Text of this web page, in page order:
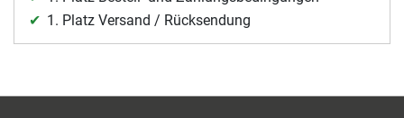
1. Platz Versand / Rücksendung